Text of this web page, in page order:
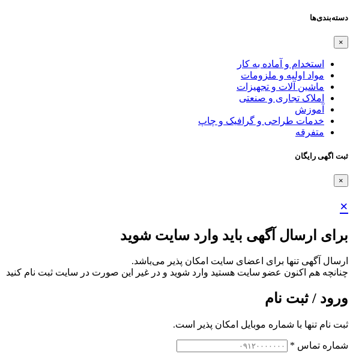
دسته‌بندی‌ها
×
استخدام و آماده به کار
مواد اولیه و ملزومات
ماشین آلات و تجهیزات
املاک تجاری و صنعتی
آموزش
خدمات طراحی و گرافیک و چاپ
متفرقه
ثبت اگهی رایگان
×
×
برای ارسال آگهی باید وارد سایت شوید
ارسال آگهی تنها برای اعضای سایت امکان پذیر می‌باشد.
چنانچه هم‌ اکنون عضو سایت هستید وارد شوید و در غیر این صورت در سایت ثبت نام کنید
ورود / ثبت نام
ثبت نام تنها با شماره موبایل امکان پذیر است.
شماره تماس *